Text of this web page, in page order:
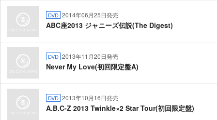
DVD 2014年06月25日発売
ABC座2013 ジャニーズ伝説(The Digest)
DVD 2013年11月20日発売
Never My Love(初回限定盤A)
DVD 2013年10月16日発売
A.B.C-Z 2013 Twinkle×2 Star Tour(初回限定盤)